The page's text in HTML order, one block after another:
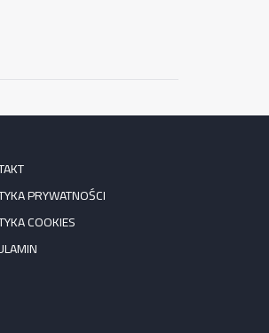
PRYWATNOŚCI
COOKIES